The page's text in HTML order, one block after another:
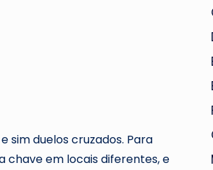
sim duelos cruzados. Para
chave em locais diferentes, e